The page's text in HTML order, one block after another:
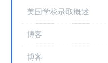
美国学校录取概述
博客
博客